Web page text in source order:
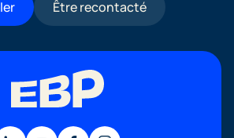
Être recontacté